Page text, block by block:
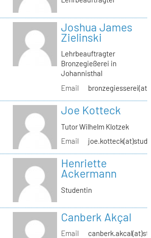
Joshua James
Zielinski
Lehrbeauftragter
Bronzegießerei in
Johannisthal
Email
Joe Kotteck
Tutor Wilhelm Klotzek
Email
Henriette
Ackermann
Studentin
Canberk Akçal
Email